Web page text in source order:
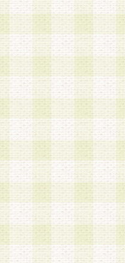
グインIDおよびパスワー
伴う損害の発生について
因の如何を問わず、一切
報に含まれる氏名・住所
別できる情報を当社が別
適切に取り扱うものとし
の各号に定める目的に利
外の目的で個人情報を利
うえで利用するものとし
は運営
景品、調査サンプル品
ル等の問い合わせなどへ